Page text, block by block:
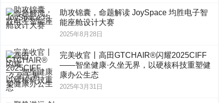
助攻锦囊，命题解读 JoySpace 均胜电子智
能座舱设计大赛
2025年8月28日
完美收官丨高田GTCHAIR®闪耀2025CIFF
——智坐健康·久坐无界，以硬核科技重塑健
康办公生态
2025年3月31日